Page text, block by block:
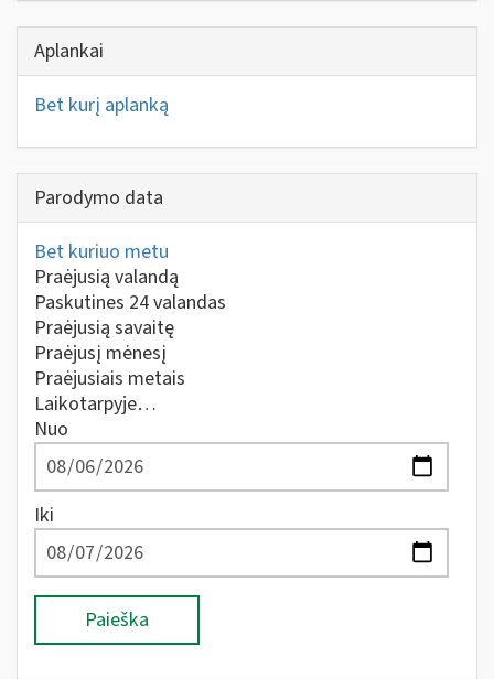
Aplankai
Bet kurį aplanką
Parodymo data
Bet kuriuo metu
Praėjusią valandą
Paskutines 24 valandas
Praėjusią savaitę
Praėjusį mėnesį
Praėjusiais metais
Laikotarpyje…
Nuo
Iki
Paieška